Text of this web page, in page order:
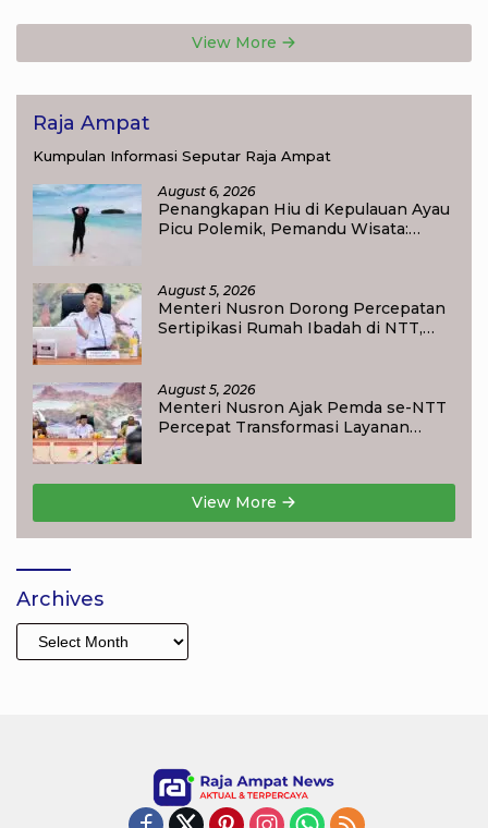
View More
Raja Ampat
Kumpulan Informasi Seputar Raja Ampat
August 6, 2026
Penangkapan Hiu di Kepulauan Ayau
Picu Polemik, Pemandu Wisata:
August 5, 2026
Menteri Nusron Dorong Percepatan
Sertipikasi Rumah Ibadah di NTT,
August 5, 2026
Menteri Nusron Ajak Pemda se-NTT
Percepat Transformasi Layanan
View More
Archives
Archives